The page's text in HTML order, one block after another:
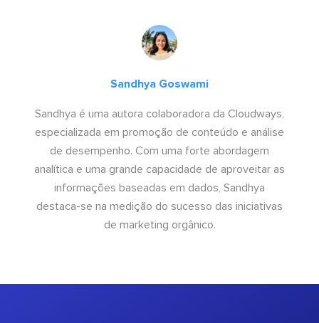
Sandhya Goswami
Sandhya é uma autora colaboradora da Cloudways,
especializada em promoção de conteúdo e análise
de desempenho. Com uma forte abordagem
analítica e uma grande capacidade de aproveitar as
informações baseadas em dados, Sandhya
destaca-se na medição do sucesso das iniciativas
de marketing orgânico.